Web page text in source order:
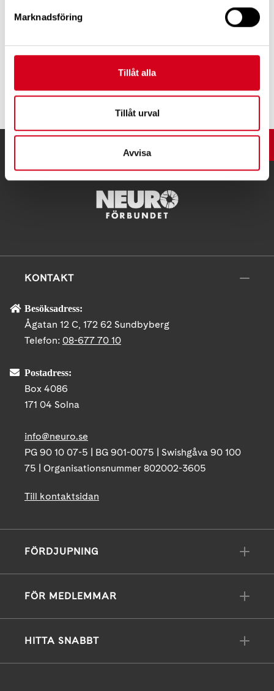
Marknadsföring
Tillåt alla
Tillåt urval
Avvisa
KONTAKT
Besöksadress:
Ågatan 12 C, 172 62 Sundbyberg
Telefon: 08-677 70 10
Postadress:
Box 4086
171 04 Solna
info@neuro.se
PG 90 10 07-5 | BG 901-0075 | Swishgåva 90 100
75 | Organisationsnummer 802002-3605
Till kontaktsidan
FÖRDJUPNING
FÖR MEDLEMMAR
HITTA SNABBT